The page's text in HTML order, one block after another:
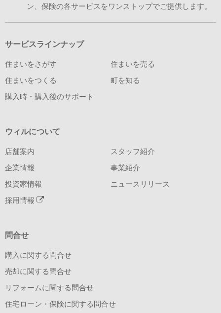
ン、保険の各サービスをワンストップでご提供します。
サービスラインナップ
住まいをさがす 住まいを売る
住まいをつくる 町を知る
購入時・購入後のサポート
ウィルについて
店舗案内 スタッフ紹介
企業情報 事業紹介
投資家情報 ニュースリリース
採用情報
問合せ
購入に関する問合せ
売却に関する問合せ
リフォームに関する問合せ
住宅ローン・保険に関する問合せ